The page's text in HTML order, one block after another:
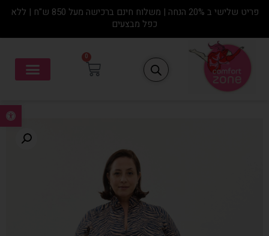
פתח
פריט שלישי ב 20% הנחה | משלוח חינם ברכישה מעל 850 ש"ח | ללא
כפל מבצעים
0